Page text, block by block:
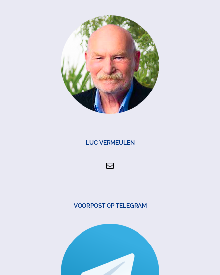
LUC VERMEULEN
VOORPOST OP TELEGRAM